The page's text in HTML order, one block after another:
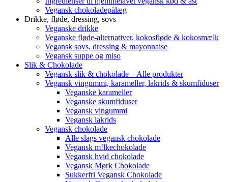
Vegansk chokoladepålæg
Drikke, fløde, dressing, sovs
Veganske drikke
Veganske fløde-alternativer, kokosfløde & kokosmælk
Vegansk sovs, dressing & mayonnaise
Vegansk suppe og miso
Slik & Chokolade
Vegansk slik & chokolade – Alle produkter
Vegansk vingummi, karameller, lakrids & skumfiduser
Veganske karameller
Veganske skumfiduser
Vegansk vingummi
Vegansk lakrids
Vegansk chokolade
Alle slags vegansk chokolade
Vegansk m!lkechokolade
Vegansk hvid chokolade
Vegansk Mørk Chokolade
Sukkerfri Vegansk Chokolade